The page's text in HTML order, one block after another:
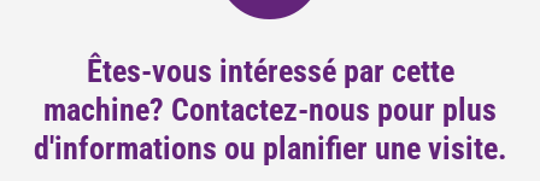
Êtes-vous intéressé par cette
machine? Contactez-nous pour plus
d'informations ou planifier une visite.